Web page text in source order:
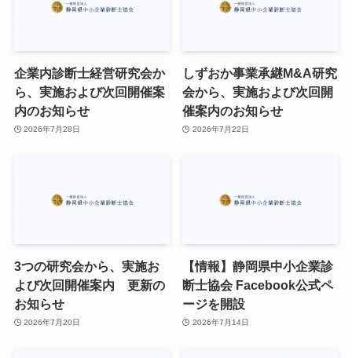
企業内診断士経営研究会か
ら、実施および次回開催案
内のお知らせ
2026年7月28日
しずおか事業承継M&A研究
会から、実施および次回開
催案内のお知らせ
2026年7月22日
3つの研究会から、実施お
よび次回開催案内 更新の
お知らせ
2026年7月20日
【情報】静岡県中小企業診
断士協会 Facebook公式ペ
ージを開設
2026年7月14日